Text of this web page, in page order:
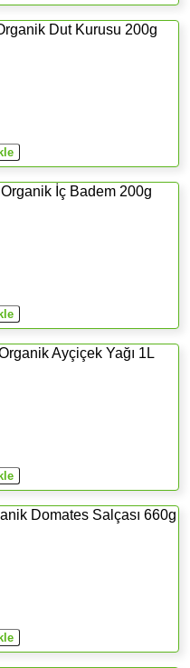
Dut Kurusu 200g
İç Badem 200g
Ayçiçek Yağı 1L
Domates Salçası 660g